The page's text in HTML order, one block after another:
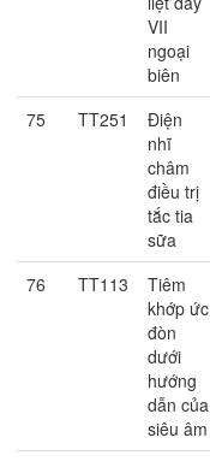
VII
ngoại
biên
75 TT251
Điện
nhĩ
châm
điều trị
tắc tia
sữa
76 TT113
Tiêm
khớp ức
đòn
dưới
hướng
dẫn của
siêu âm